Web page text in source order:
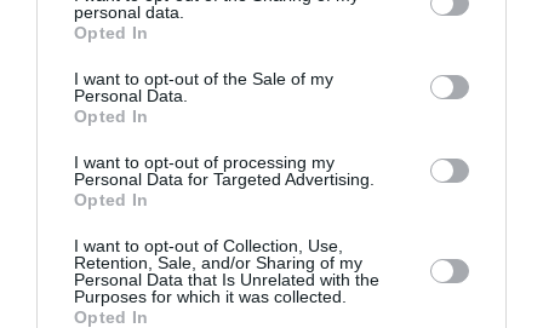
grant or deny consent to Google and its third-party tags to
use your data for below specified purposes in below Google
consent section.
personal data.
Opted In
I want to opt-out of the Sale of my
Personal Data.
Opted In
I want to opt-out of processing my
Personal Data for Targeted Advertising.
Opted In
I want to opt-out of Collection, Use,
Retention, Sale, and/or Sharing of my
Personal Data that Is Unrelated with the
Purposes for which it was collected.
Opted In